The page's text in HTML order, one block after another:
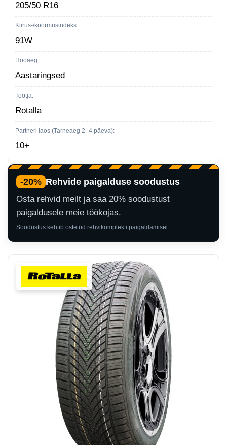
205/50 R16
Kiirus-/koormusindeks:
91W
Hooaeg:
Aastaringsed
Tootja:
Rotalla
Partneri laos (Tarneaeg 2–4 päeva):
10+
-20% Rehvide paigalduse soodustus
Osta rehvid meilt ja saa 20% soodustust
paigaldusele meie töökojas.
Soodustus kehtib ostetud rehvikomplekti paigaldamisel.